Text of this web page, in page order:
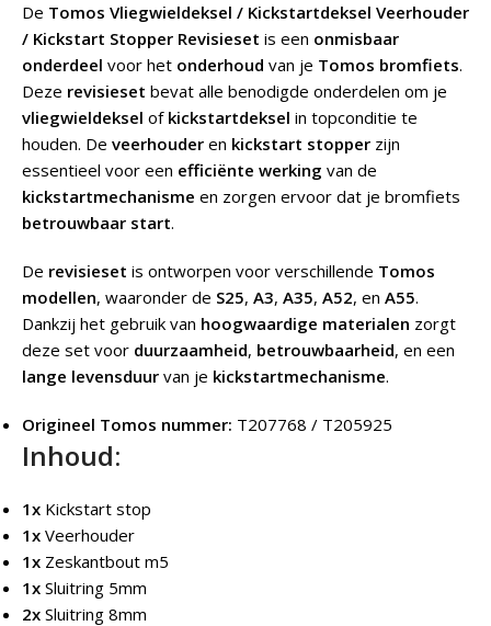
De Tomos Vliegwieldeksel / Kickstartdeksel Veerhouder
/ Kickstart Stopper Revisieset is een onmisbaar
onderdeel voor het onderhoud van je Tomos bromfiets.
Deze revisieset bevat alle benodigde onderdelen om je
vliegwieldeksel of kickstartdeksel in topconditie te
houden. De veerhouder en kickstart stopper zijn
essentieel voor een efficiënte werking van de
kickstartmechanisme en zorgen ervoor dat je bromfiets
betrouwbaar start.
De revisieset is ontworpen voor verschillende Tomos
modellen, waaronder de S25, A3, A35, A52, en A55.
Dankzij het gebruik van hoogwaardige materialen zorgt
deze set voor duurzaamheid, betrouwbaarheid, en een
lange levensduur van je kickstartmechanisme.
Origineel Tomos nummer: T207768 / T205925
Inhoud:
1x Kickstart stop
1x Veerhouder
1x Zeskantbout m5
1x Sluitring 5mm
2x Sluitring 8mm